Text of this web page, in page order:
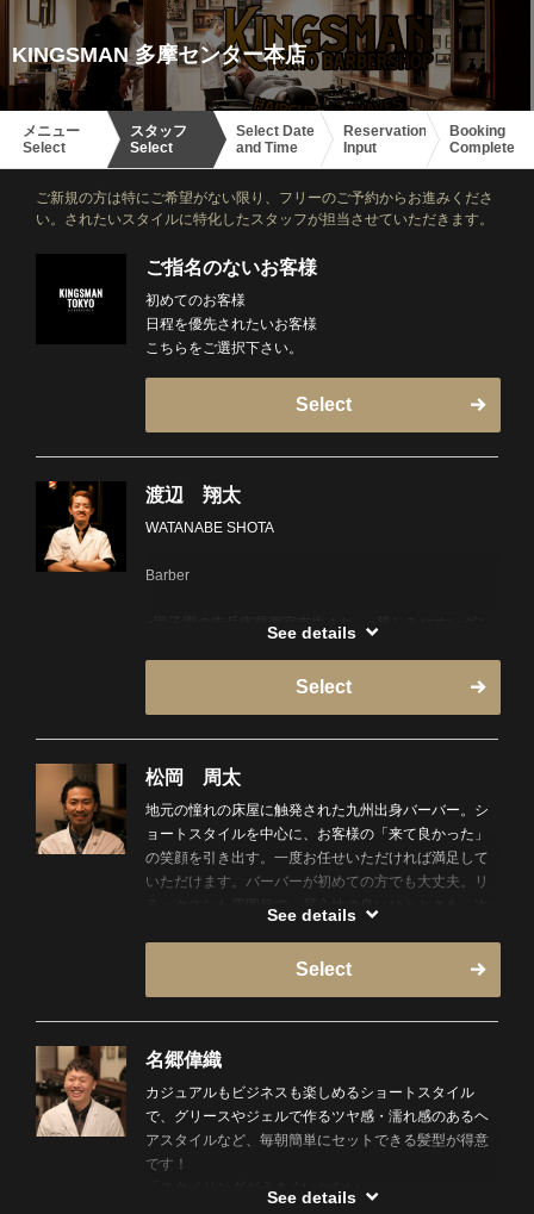
KINGSMAN 多摩センター本店
メニュー
Select
スタッフ
Select
Select Date
and Time
Reservation
Input
Booking
Complete
ご新規の方は特にご希望がない限り、フリーのご予約からお進みくださ
い。されたいスタイルに特化したスタッフが担当させていただきます。
ご指名のないお客様
初めてのお客様
日程を優先されたいお客様
こちらをご選択下さい。
Select
渡辺 翔太
WATANABE SHOTA
Barber
●甲子園の街兵庫県西宮市生まれ。●親しみやすいダン
プや映画鑑賞にお酒など、アウトドアインドアどちら
の趣味を持っています！多趣味ならではの色々なお話
ができます！
See details
Select
松岡 周太
地元の憧れの床屋に触発された九州出身バーバー。シ
ョートスタイルを中心に、お客様の「来て良かった」
の笑顔を引き出す。一度お任せいただければ満足して
いただけます。バーバーが初めての方でも大丈夫。リ
ラックスした雰囲気で、居心地の良いひとときを。次
See details
Select
名郷偉織
カジュアルもビジネスも楽しめるショートスタイル
で、グリースやジェルで作るツヤ感・濡れ感のあるヘ
アスタイルなど、毎朝簡単にセットできる髪型が得意
です！
「スタイリングがうまくいかない…」
See details